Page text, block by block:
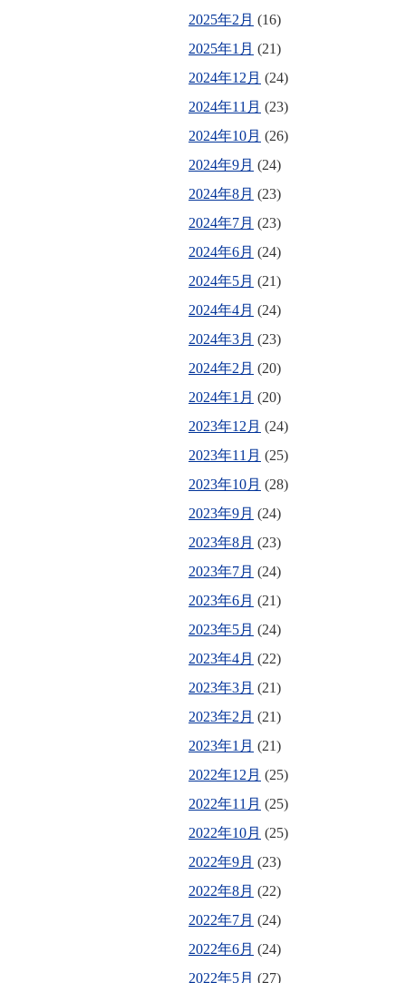
2025年2月 (16)
2025年1月 (21)
2024年12月 (24)
2024年11月 (23)
2024年10月 (26)
2024年9月 (24)
2024年8月 (23)
2024年7月 (23)
2024年6月 (24)
2024年5月 (21)
2024年4月 (24)
2024年3月 (23)
2024年2月 (20)
2024年1月 (20)
2023年12月 (24)
2023年11月 (25)
2023年10月 (28)
2023年9月 (24)
2023年8月 (23)
2023年7月 (24)
2023年6月 (21)
2023年5月 (24)
2023年4月 (22)
2023年3月 (21)
2023年2月 (21)
2023年1月 (21)
2022年12月 (25)
2022年11月 (25)
2022年10月 (25)
2022年9月 (23)
2022年8月 (22)
2022年7月 (24)
2022年6月 (24)
2022年5月 (27)